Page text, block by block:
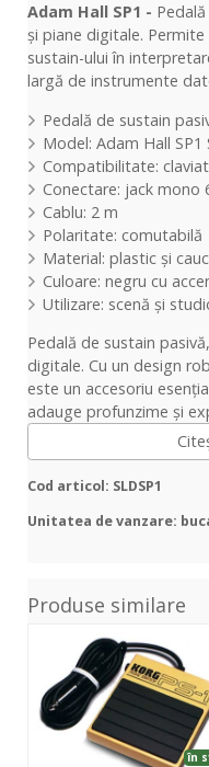
Adam Hall SP1 -
și piane digitale.
sustain-ului în
largă de instrumente
Pedală de sustain
Model: Adam Hall SP1
Compatibilitate:
Conectare: jack mono
Cablu: 2 m
Polaritate: comutabilă
Material: plastic și
Culoare: negru cu
Utilizare: scenă și
Pedală de sustain
digitale. Cu un design
este un accesoriu
adauge profunzime și
Cod articol: SLDSP1
Unitatea de vanzare:
Produse similare
în